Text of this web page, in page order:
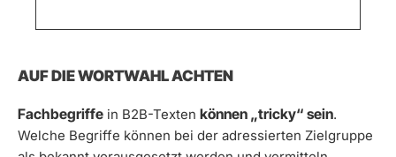
AUF DIE WORTWAHL ACHTEN
Fachbegriffe in B2B-Texten können „tricky“ sein.
Welche Begriffe können bei der adressierten Zielgruppe